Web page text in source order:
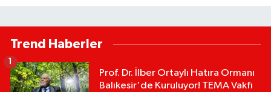
Trend Haberler
Prof. Dr. İlber Ortaylı Hatıra Ormanı
Balıkesir'de Kuruluyor! TEMA Vakfı